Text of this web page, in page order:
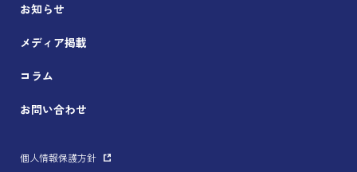
お知らせ
メディア掲載
コラム
お問い合わせ
個人情報保護方針